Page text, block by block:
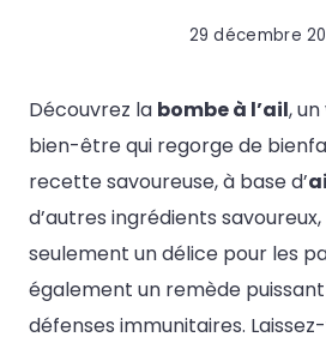
29 décembre
Découvrez la bombe à l’ail,
bien-être qui regorge de
recette savoureuse, à base d’
d’autres ingrédients savoureux,
seulement un délice pour les
également un remède
défenses immunitaires.